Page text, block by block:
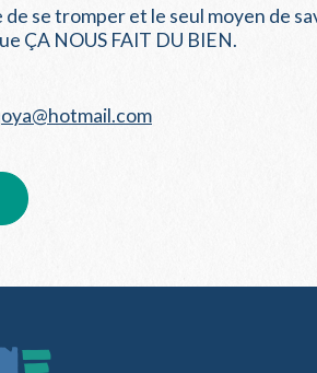
de se tromper et le seul moyen de
ÇA NOUS FAIT DU BIEN.